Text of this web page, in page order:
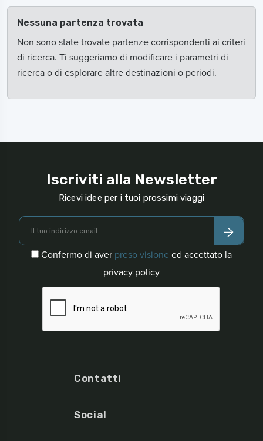
Nessuna partenza trovata
Non sono state trovate partenze corrispondenti ai criteri
di ricerca. Ti suggeriamo di modificare i parametri di
ricerca o di esplorare altre destinazioni o periodi.
Iscriviti alla Newsletter
Ricevi idee per i tuoi prossimi viaggi
Confermo di aver preso visione ed accettato la
privacy policy
Contatti
Social